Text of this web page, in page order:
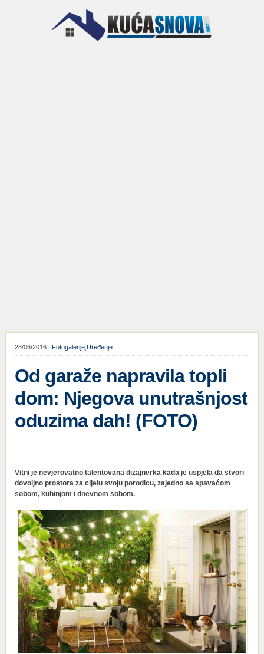
28/06/2016 | Fotogalerije, Uređenje
Od garaže napravila topli
dom: Njegova unutrašnjost
oduzima dah! (FOTO)
Vitni je nevjerovatno talentovana dizajnerka kada je uspjela da stvori
dovoljno prostora za cijelu svoju porodicu, zajedno sa spavaćom
sobom, kuhinjom i dnevnom sobom.